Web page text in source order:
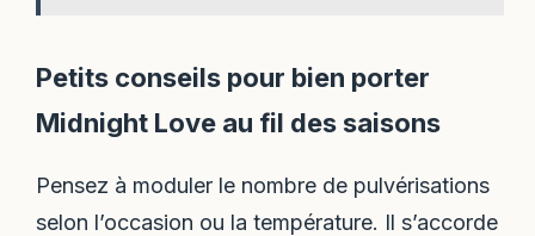
Petits conseils pour bien porter
Midnight Love au fil des saisons
Pensez à moduler le nombre de pulvérisations
selon l’occasion ou la température. Il s’accorde